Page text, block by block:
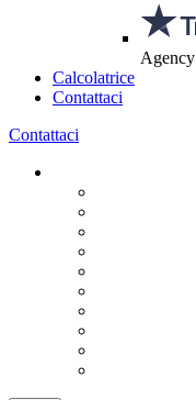
Agency
Calcolatrice
Contattaci
Contattaci